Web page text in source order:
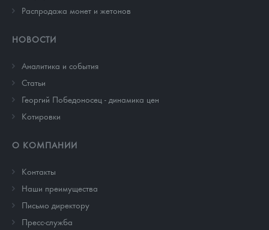
Распродажа монет и жетонов
НОВОСТИ
Аналитика и события
Cтатьи
Георгий Победоносец - динамика цен
Котировки
О КОМПАНИИ
Контакты
Наши преимущества
Письмо директору
Пресс-служба